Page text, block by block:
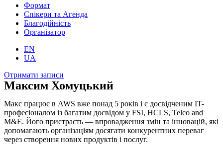
Формат
Спікери та Агенда
Благодійність
Організатор
EN
UA
Отримати записи
Максим Хомуцький
Макс працює в AWS вже понад 5 років і є досвідченим IT-
професіоналом із багатим досвідом у FSI, HCLS, Telco and
M&E. Його пристрасть — впровадження змін та інновацій, які
допомагають організаціям досягати конкурентних переваг
через створення нових продуктів і послуг.